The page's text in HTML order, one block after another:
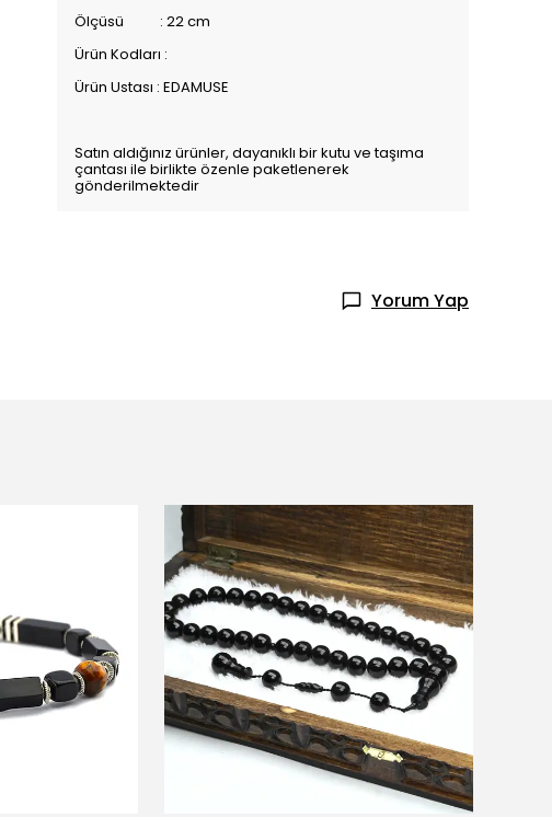
Ölçüsü : 22 cm
Ürün Kodları :
Ürün Ustası : EDAMUSE
Satın aldığınız ürünler, dayanıklı bir kutu ve taşıma
çantası ile birlikte özenle paketlenerek
gönderilmektedir
Yorum Yap